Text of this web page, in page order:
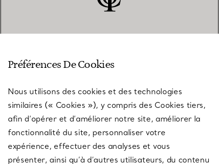
SERVICES
À PROPOS
Préférences De Cookies
Nous utilisons des cookies et des technologies
similaires (« Cookies »), y compris des Cookies tiers,
afin d’opérer et d’améliorer notre site, améliorer la
fonctionnalité du site, personnaliser votre
expérience, effectuer des analyses et vous
présenter, ainsi qu’à d’autres utilisateurs, du contenu